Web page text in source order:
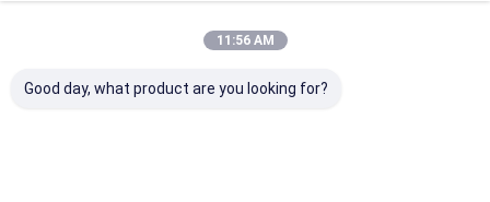
Thuis
Ongeveer
Contacteer
Desktop
Sitemap
Privacy Policy
Guangzhou UC Instruments., Co. Ltd.. All Rights Reserved.
11:56 AM
Good day, what product are you looking for?